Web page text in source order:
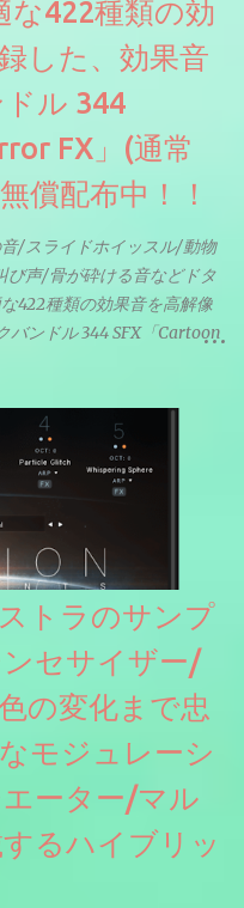
な422種類の効
した、効果音
ル 344
FX」(通常
償配布中！！
/スライドホイッスル/動物
声/骨が砕ける音などドタ
422種類の効果音を高解像
バンドル 344 SFX「Cartoon
トラのサンプ
セサイザー/
の変化まで忠
モジュレーシ
ーター/マル
るハイブリッ